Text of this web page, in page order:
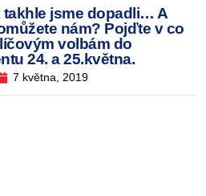
takhle jsme dopadli… A
nám? Pojďte v co
volbám do
24. a 25.května.
7 května, 2019